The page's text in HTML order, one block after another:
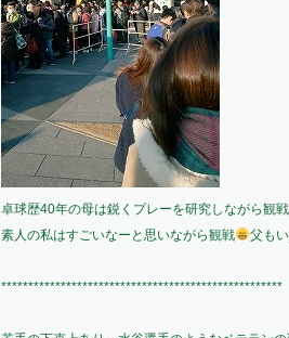
卓球歴40年の母は鋭くプレーを研究しながら観戦
素人の私はすごいなーと思いながら観戦
父もい
****************************************************